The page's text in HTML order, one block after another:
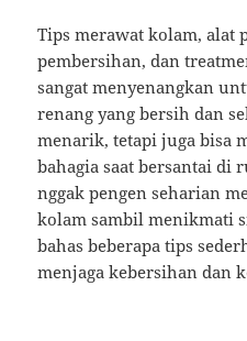
Tips merawat kolam, alat
pembersihan, dan
sangat menyenangkan
renang yang bersih dan
menarik, tetapi juga bisa
bahagia saat bersantai di
nggak pengen seharian
kolam sambil menikmati
bahas beberapa tips
menjaga kebersihan dan